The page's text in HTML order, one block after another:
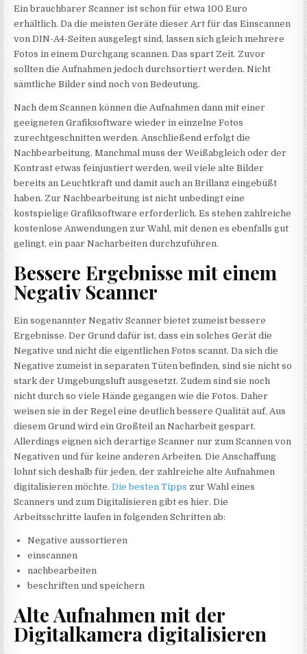
Ein brauchbarer Scanner ist schon für etwa 100 Euro
erhältlich. Da die meisten Geräte dieser Art für das Einscannen
von DIN-A4-Seiten ausgelegt sind, lassen sich gleich mehrere
Fotos in einem Durchgang scannen. Das spart Zeit. Zuvor
sollten die Aufnahmen jedoch durchsortiert werden. Nicht
sämtliche Bilder sind noch von Bedeutung.
Nach dem Scannen können die Aufnahmen dann mit einer
geeigneten Grafiksoftware wieder in einzelne Fotos
zurechtgeschnitten werden. Anschließend erfolgt die
Nachbearbeitung. Manchmal muss der Weißabgleich oder der
Kontrast etwas feinjustiert werden, weil viele alte Bilder
bereits an Leuchtkraft und damit auch an Brillanz eingebüßt
haben. Zur Nachbearbeitung ist nicht unbedingt eine
kostspielige Grafiksoftware erforderlich. Es stehen zahlreiche
kostenlose Anwendungen zur Wahl, mit denen es ebenfalls gut
gelingt, ein paar Nacharbeiten durchzuführen.
Bessere Ergebnisse mit einem
Negativ Scanner
Ein sogenannter Negativ Scanner bietet zumeist bessere
Ergebnisse. Der Grund dafür ist, dass ein solches Gerät die
Negative und nicht die eigentlichen Fotos scannt. Da sich die
Negative zumeist in separaten Tüten befinden, sind sie nicht so
stark der Umgebungsluft ausgesetzt. Zudem sind sie noch
nicht durch so viele Hände gegangen wie die Fotos. Daher
weisen sie in der Regel eine deutlich bessere Qualität auf. Aus
diesem Grund wird ein Großteil an Nacharbeit gespart.
Allerdings eignen sich derartige Scanner nur zum Scannen von
Negativen und für keine anderen Arbeiten. Die Anschaffung
lohnt sich deshalb für jeden, der zahlreiche alte Aufnahmen
digitalisieren möchte.Die besten Tipps zur Wahl eines
Scanners und zum Digitalisieren gibt es hier. Die
Arbeitsschritte laufen in folgenden Schritten ab:
Negative aussortieren
einscannen
nachbearbeiten
beschriften und speichern
Alte Aufnahmen mit der
Digitalkamera digitalisieren